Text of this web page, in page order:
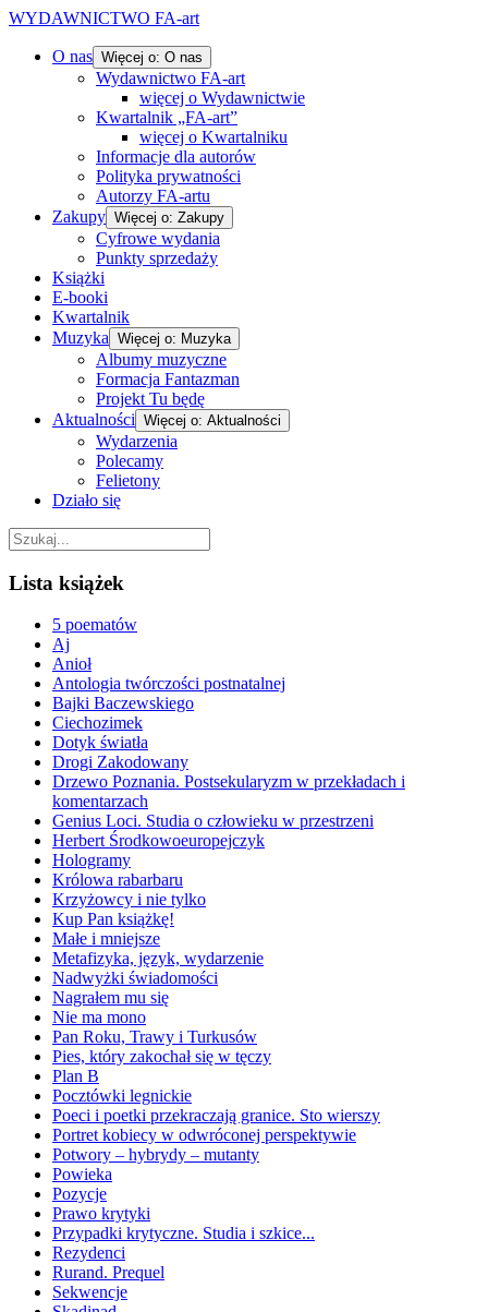
WYDAWNICTWO FA-art
O nas Więcej o: O nas
Wydawnictwo FA-art
więcej o Wydawnictwie
Kwartalnik „FA-art”
więcej o Kwartalniku
Informacje dla autorów
Polityka prywatności
Autorzy FA-artu
Zakupy Więcej o: Zakupy
Cyfrowe wydania
Punkty sprzedaży
Książki
E-booki
Kwartalnik
Muzyka Więcej o: Muzyka
Albumy muzyczne
Formacja Fantazman
Projekt Tu będę
Aktualności Więcej o: Aktualności
Wydarzenia
Polecamy
Felietony
Działo się
Lista książek
5 poematów
Aj
Anioł
Antologia twórczości postnatalnej
Bajki Baczewskiego
Ciechozimek
Dotyk światła
Drogi Zakodowany
Drzewo Poznania. Postsekularyzm w przekładach i
komentarzach
Genius Loci. Studia o człowieku w przestrzeni
Herbert Środkowoeuropejczyk
Hologramy
Królowa rabarbaru
Krzyżowcy i nie tylko
Kup Pan książkę!
Małe i mniejsze
Metafizyka, język, wydarzenie
Nadwyżki świadomości
Nagrałem mu się
Nie ma mono
Pan Roku, Trawy i Turkusów
Pies, który zakochał się w tęczy
Plan B
Pocztówki legnickie
Poeci i poetki przekraczają granice. Sto wierszy
Portret kobiecy w odwróconej perspektywie
Potwory – hybrydy – mutanty
Powieka
Pozycje
Prawo krytyki
Przypadki krytyczne. Studia i szkice...
Rezydenci
Rurand. Prequel
Sekwencje